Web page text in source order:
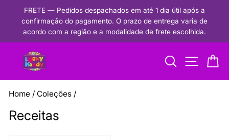
Pausar
apresentação
FRETE — Pedidos despachados em até 1 dia útil após a
confirmação do pagamento. O prazo de entrega varia de
acordo com a região e a modalidade de frete escolhida.
Procurar
Home / Coleções /
Receitas